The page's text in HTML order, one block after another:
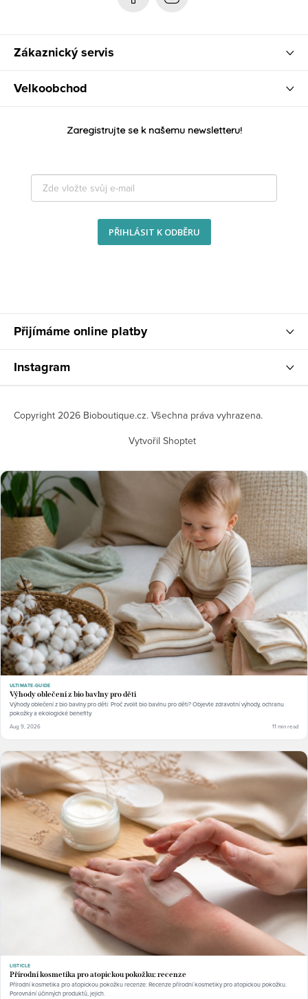
Zákaznický servis
Velkoobchod
Zaregistrujte se k našemu newsletteru!
PŘIHLÁSIT K ODBĚRU
Přijímáme online platby
Instagram
Vytvořil Shoptet
Copyright 2026 Bioboutique.cz. Všechna práva vyhrazena.
ULTIMATE-GUIDE
Výhody oblečení z bio bavlny pro děti
Výhody oblečení z bio bavlny pro děti: Proč zvolit bio bavlnu pro děti? Objevte zdravotní výhody, ochranu
pokožky a ekologické benefity.
Aug 9, 2026 11 min read
LISTICLE
Přírodní kosmetika pro atopickou pokožku: recenze
Přírodní kosmetika pro atopickou pokožku recenze: Recenze přírodní kosmetiky pro atopickou pokožku.
Porovnání účinných produktů, jejich.